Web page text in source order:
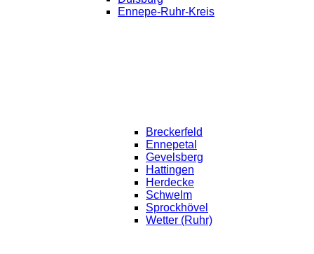
Ennepe-Ruhr-Kreis
Breckerfeld
Ennepetal
Gevelsberg
Hattingen
Herdecke
Schwelm
Sprockhövel
Wetter (Ruhr)